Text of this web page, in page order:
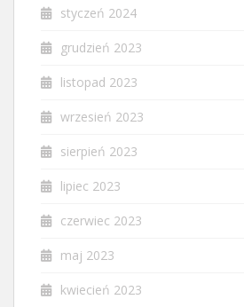
styczeń 2024
grudzień 2023
listopad 2023
wrzesień 2023
sierpień 2023
lipiec 2023
czerwiec 2023
maj 2023
kwiecień 2023